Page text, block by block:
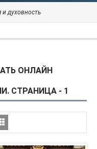
и духовность
ОНЛАЙН
СТРАНИЦА - 1